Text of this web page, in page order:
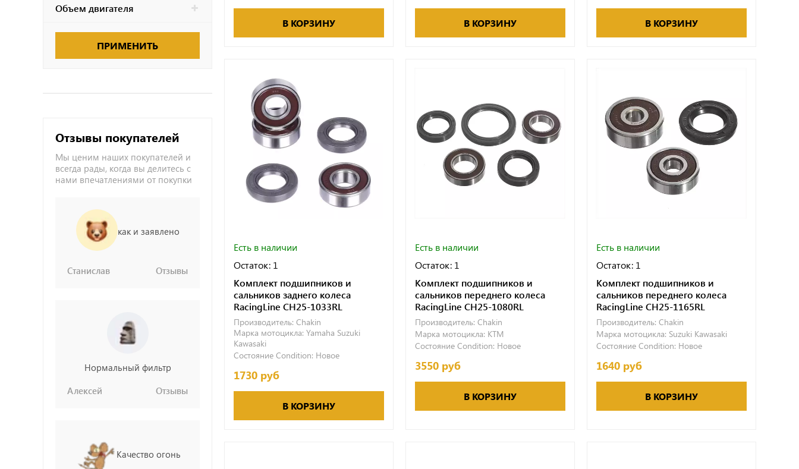
Объем двигателя
ПРИМЕНИТЬ
Отзывы покупателей
Мы ценим наших покупателей и
всегда рады, когда вы делитесь с
нами впечатлениями от покупки
как и заявлено
Станислав Отзывы
Нормальный фильтр
Алексей
Отзывы
Качество огонь
В КОРЗИНУ В КОРЗИНУ В КОРЗИНУ
Есть в наличии
Остаток: 1
Комплект подшипников и
сальников заднего колеса
RacingLine CH25-1033RL
Производитель: Chakin
Марка мотоцикла: Yamaha Suzuki
Kawasaki
Состояние Condition: Новое
1730 руб
В КОРЗИНУ
Есть в наличии
Остаток: 1
Комплект подшипников и
сальников переднего колеса
RacingLine CH25-1080RL
Производитель: Chakin
Марка мотоцикла: KTM
Состояние Condition: Новое
3550 руб
В КОРЗИНУ
Есть в наличии
Остаток: 1
Комплект подшипников и
сальников переднего колеса
RacingLine CH25-1165RL
Производитель: Chakin
Марка мотоцикла: Suzuki Kawasaki
Состояние Condition: Новое
1640 руб
В КОРЗИНУ